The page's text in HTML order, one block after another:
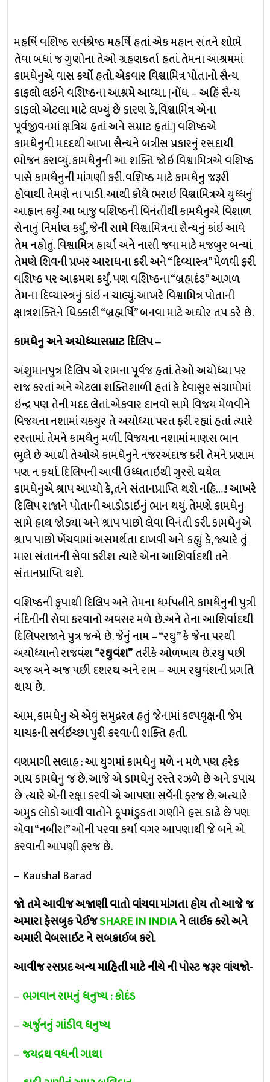
મહર્ષિ વશિષ્ઠ સર્વશ્રેષ્ઠ મહર્ષિ હતાં. એક મહાન સંતને શોભે
તેવા બધાં જ ગુણોના તેઓ ગ્રહણકર્તા હતાં. તેમના આશ્રમમાં
કામધેનુએ વાસ કર્યો હતો. એકવાર વિશ્વામિત્ર પોતાનો સૈન્ય
કાફલો લઇને વશિષ્ઠના આશ્રમે આવ્યા. [નોંધ – અહિં સૈન્ય
કાફલો એટલા માટે લખ્યું છે કારણ કે,વિશ્વામિત્ર એના
પૂર્વજીવનમાં ક્ષત્રિય હતાં અને સમ્રાટ હતાં.] વશિષ્ઠએ
કામધેનુની મદદથી આખા સૈન્યને બત્રીસ પ્રકારનું રસદાયી
ભોજન કરાવ્યું. કામધેનુની આ શક્તિ જોઇ વિશ્વામિત્રએ વશિષ્ઠ
પાસે કામધેનુની માંગણી કરી. વશિષ્ઠ માટે કામધેનુ જરૂરી
હોવાથી તેમણે ના પાડી. આથી ક્રોધે ભરાઇ વિશ્વામિત્રએ યુધ્ધનું
આહ્વાન કર્યું. આ બાજુ વશિષ્ઠની વિનંતીથી કામધેનુએ વિશાળ
સેનાનું નિર્માણ કર્યું, જેની સામે વિશ્વામિત્રના સૈન્યનું કાંઇ આવે
તેમ નહોતું. વિશ્વામિત્ર હાર્યા અને નાસી જવા માટે મજબુર બન્યાં.
તેમણે શિવની પ્રખર આરાધના કરી અને “દિવ્યાસ્ત્ર” મેળવી ફરી
વશિષ્ઠ પર આક્રમણ કર્યું. પણ વશિષ્ઠના “બ્રહ્મદંડ” આગળ
તેમના દિવ્યાસ્ત્રનું કાંઇ ન ચાલ્યું. આખરે વિશ્વામિત્ર પોતાની
ક્ષાત્રશક્તિને ધિક્કારી “બ્રહ્મર્ષિ” બનવા માટે અઘોર તપ કરે છે.
કામધેનુ અને અયોધ્યાસમ્રાટ દિલિપ –
અંશુમાનપુત્ર દિલિપ એ રામના પૂર્વજ હતાં. તેઓ અયોધ્યા પર
રાજ કરતાં અને એટલા શક્તિશાળી હતાં કે દેવાસુર સંગ્રામોમાં
ઇન્દ્ર પણ તેની મદદ લેતાં. એકવાર દાનવો સામે વિજય મેળવીને
વિજયના નશામાં ચકચુર તે અયોધ્યા પરત ફરી રહ્યાં હતાં ત્યારે
રસ્તામાં તેમને કામધેનુ મળી. વિજયના નશામાં માણસ ભાન
ભુલે છે આથી તેઓએ કામધેનુને નજરઅંદાજ કરી તેમને પ્રણામ
પણ ન કર્યા. દિલિપની આવી ઉધ્ધતાઇથી ગુસ્સે થયેલ
કામધેનુએ શ્રાપ આપ્યો કે,તને સંતાનપ્રાપ્તિ થશે નહિ….! આખરે
દિલિપ રાજાને પોતાની આડોડાઇનું ભાન થયું. તેમણે કામધેનુ
સામે હાથ જોડ્યા અને શ્રાપ પાછો લેવા વિનંતી કરી. કામધેનુએ
શ્રાપ પાછો ખેંચવામાં અસમર્થતા દાખવી અને કહ્યું કે, જ્યારે તું
મારા સંતાનની સેવા કરીશ ત્યારે એના આશિર્વાદથી તને
સંતાનપ્રાપ્તિ થશે.
વશિષ્ઠની કૃપાથી દિલિપ અને તેમના ધર્મપત્નીને કામધેનુની પુત્રી
નંદિનીની સેવા કરવાનો અવસર મળે છે.અને તેના આશિર્વાદથી
દિલિપરાજાને પુત્ર જન્મે છે. જેનું નામ – “રઘુ” કે જેના પરથી
અયોધ્યાનો રાજવંશ“રઘુવંશ”તરીકે ઓળખાય છે.રઘુ પછી
અજ અને અજ પછી દશરથ અને રામ – આમ રઘુવંશની પ્રગતિ
થાય છે.
આમ, કામધેનુ એ એવું સમુદ્રરત્ન હતું જેનામાં કલ્પવૃક્ષની જેમ
યાચકની સર્વઇચ્છા પુરી કરવાની શક્તિ હતી.
વણમાગી સલાહ : આ યુગમાં કામધેનુ મળે ન મળે પણ હરેક
ગાય કામધેનુ જ છે. આજે એ કામધેનુ રસ્તે રઝળે છે અને કપાય
છે ત્યારે એની રક્ષા કરવી એ આપણા સર્વેની ફરજ છે. અત્યારે
અમુક લોકો આવી વાતોને કૂપમંડુકતા ગણીને હસ કાઢે છે પણ
એવા “નબીરા” ઓની પરવા કર્યા વગર આપણાથી જે બને એ
કરવાની આપણી ફરજ છે.
– Kaushal Barad
જો તમે આવીજ અજાણી વાતો વાંચવા માંગતા હોય તો આજે જ
અમારા ફેસબુક પેઈજSHARE IN INDIAને લાઈક કરો અને
અમારી વેબસાઈટ ને સબક્રાઈબ કરો.
આવીજ રસપ્રદ અન્ય માહિતી માટે નીચે ની પોસ્ટ જરૂર વાંચજો-
–ભગવાન રામનું ધનુષ્ય : કોદંડ
–અર્જુનનું ગાંડીવ ધનુષ્ય
–જયદ્રથ વધની ગાથા